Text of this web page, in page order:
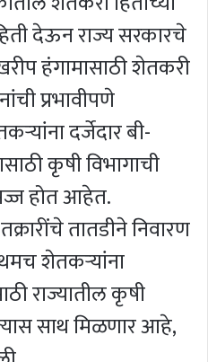
देऊन राज्य सरकारचे
हंगामासाठी शेतकरी
प्रभावीपणे
दर्जेदार बी-
कृषी विभागाची
होत आहेत.
तातडीने निवारण
शेतकऱ्यांना
राज्यातील कृषी
साथ मिळणार आहे,